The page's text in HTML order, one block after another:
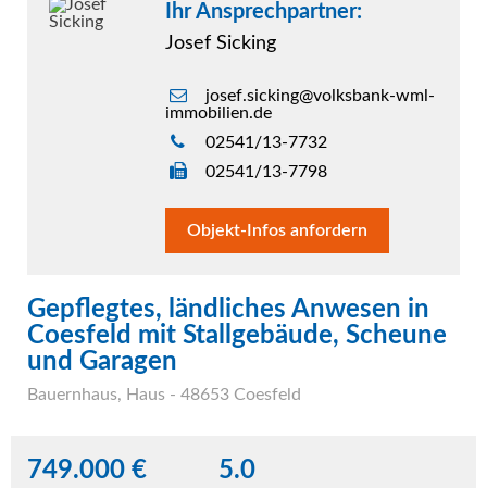
Ihr Ansprechpartner:
Josef Sicking
josef.sicking@volksbank-wml-
immobilien.de
02541/13-7732
02541/13-7798
Objekt-Infos anfordern
Gepflegtes, ländliches Anwesen in
Coesfeld mit Stallgebäude, Scheune
und Garagen
Bauernhaus, Haus - 48653 Coesfeld
749.000 € 5.0